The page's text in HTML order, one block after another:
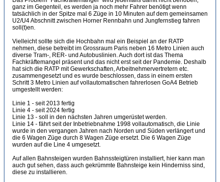
ganz im Gegenteil, es werden ja noch mehr Fahrer benötigt wenn
tatsächlich in der Spitze mal 6 Züge in 10 Minuten auf dem gemeinsamen
U2/U4 Abschnitt zwischen Horner Rennbahn und Jungfernstieg fahren
soll(t)en.
Vielleicht sollte sich die Hochbahn mal ein Beispiel an der RATP
nehmen, diese betreibt im Grossraum Paris neben 16 Metro Linien auch
diverse Tram-, RER- und Autobuslinien. Auch dort ist das Thema
Fachkräftemangel präsent und das nicht erst seit der Pandemie. Deshalb
hat sich die RATP mit Gewerkschaften, Arbeitnehmervertretern etc.
zusammengesetzt und es wurde beschlossen, dass in einem ersten
Schritt 3 Metro Linien auf vollautomatischen fahrerlosen GoA4 Betrieb
umgestellt werden:
Linie 1 - seit 2013 fertig
Linie 4 - seit 2024 fertig
Linie 13 - soll in den nächsten Jahren umgerüstet werden.
Linie 14 - fährt seit der Inbetriebnahme 1998 vollautomatisch, die Linie
wurde in den vergangen Jahren nach Norden und Süden verlängert und
die 6 Wagen Züge durch 8 Wagen Züge ersetzt. Die 6 Wagen Züge
wurden auf die Line 4 umgesetzt.
Auf allen Bahnsteigen wurden Bahnssteigtüren installiert, hier kann man
auch gut sehen, dass auch gekrümmte Bahnsteige kein Hinderniss sind,
diese zu installieren.